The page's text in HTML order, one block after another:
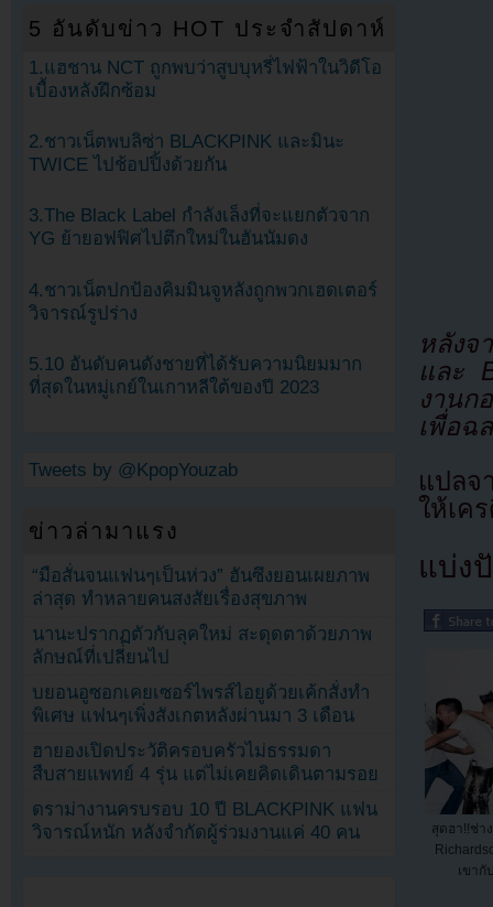
หลังจ
และ
งานก
เพื่อฉ
แปล
ให้เค
แบ่ง
สุดฮา!!ช่า
เขากั
5 อันดับข่าว HOT ประจำสัปดาห์
1.แฮชาน NCT ถูกพบว่าสูบบุหรี่ไฟฟ้าในวิดีโอ
เบื้องหลังฝึกซ้อม
2.ชาวเน็ตพบลิซ่า BLACKPINK และมินะ
TWICE ไปช้อปปิ้งด้วยกัน
3.The Black Label กำลังเล็งที่จะแยกตัวจาก
YG ย้ายอฟฟิศไปตึกใหม่ในฮันนัมดง
4.ชาวเน็ตปกป้องคิมมินจูหลังถูกพวกเฮดเตอร์
วิจารณ์รูปร่าง
5.10 อันดับคนดังชายที่ได้รับความนิยมมาก
ที่สุดในหมู่เกย์ในเกาหลีใต้ของปี 2023
Tweets by @KpopYouzab
ข่าวล่ามาแรง
“มือสั่นจนแฟนๆเป็นห่วง” ฮันซึงยอนเผยภาพ
ล่าสุด ทำหลายคนสงสัยเรื่องสุขภาพ
นานะปรากฏตัวกับลุคใหม่ สะดุดตาด้วยภาพ
ลักษณ์ที่เปลี่ยนไป
บยอนอูซอกเคยเซอร์ไพรส์ไอยูด้วยเค้กสั่งทำ
พิเศษ แฟนๆเพิ่งสังเกตหลังผ่านมา 3 เดือน
ฮายองเปิดประวัติครอบครัวไม่ธรรมดา
สืบสายแพทย์ 4 รุ่น แต่ไม่เคยคิดเดินตามรอย
ดราม่างานครบรอบ 10 ปี BLACKPINK แฟน
วิจารณ์หนัก หลังจำกัดผู้ร่วมงานแค่ 40 คน